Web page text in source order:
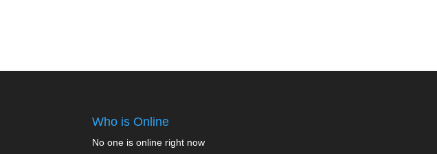
Who is Online
No one is online right now